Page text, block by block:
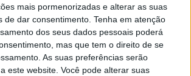
mais pormenorizadas e alterar as suas
de dar consentimento. Tenha em atenção
dos seus dados pessoais poderá
mas que tem o direito de se
As suas preferências serão
este website. Você pode alterar suas
Peixoto, fixo de 34 anos que soma mais
clube.
estão confirmadas as partidas de
Couceiro.